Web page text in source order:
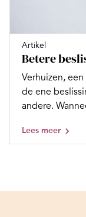
Artikel
Betere
Verhuizen,
de ene
andere.
Lees meer